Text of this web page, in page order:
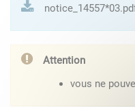
Attention
vous ne